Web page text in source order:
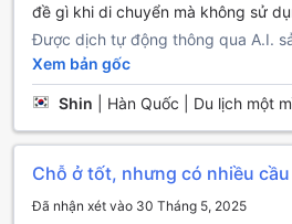
Tiện Nghi Tại Town Check-In Ở
Tại Town Check-In ở Petra, Jordan,
trải nghiệm một loạt các tiện nghi
họ trở nên thoải mái và dễ dàng
ngay tại phòng bất cứ lúc nào
giặt ủi, dịch vụ giặt khô và giặt là
vụ lưu trữ hành lý, bạn có thể yên
đề gì khi di chuyển mà không sử
Được dịch tự động thông qua A.I.
Xem bản gốc
Shin Hàn Quốc | Du lịch một
Chỗ ở tốt, nhưng có nhiều
Đã nhận xét vào 30 Tháng 5, 2025